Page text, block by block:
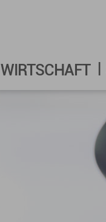
WIRTSCHAFT